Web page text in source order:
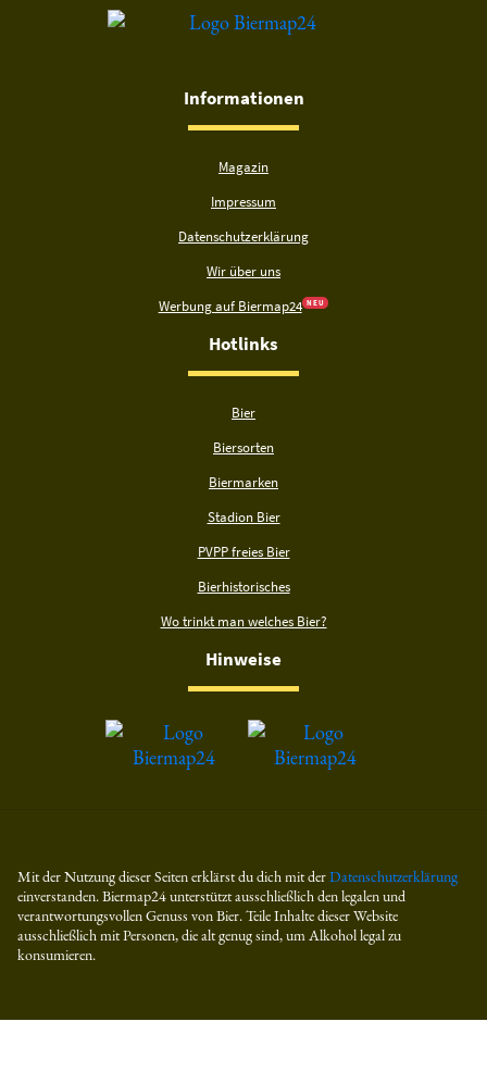
Informationen
Magazin
Impressum
Datenschutzerklärung
Wir über uns
Werbung auf Biermap24 N E U
Hotlinks
Bier
Biersorten
Biermarken
Stadion Bier
PVPP freies Bier
Bierhistorisches
Wo trinkt man welches Bier?
Hinweise
Mit der Nutzung dieser Seiten erklärst du dich mit derDatenschutzerklärung
einverstanden. Biermap24 unterstützt ausschließlich den legalen und
verantwortungsvollen Genuss von Bier. Teile Inhalte dieser Website
ausschließlich mit Personen, die alt genug sind, um Alkohol legal zu
konsumieren.